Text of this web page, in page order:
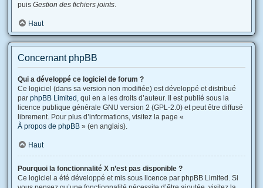
puis Gestion des fichiers joints.
Haut
Concernant phpBB
Qui a développé ce logiciel de forum ?
Ce logiciel (dans sa version non modifiée) est développé et distribué
par phpBB Limited , qui en a les droits d’auteur. Il est publié sous la
licence publique générale GNU version 2 (GPL-2.0) et peut être diffusé
librement. Pour plus d’informations, visitez la page «
À propos de phpBB » (en anglais).
Haut
Pourquoi la fonctionnalité X n’est pas disponible ?
Ce logiciel a été développé et mis sous licence par phpBB Limited. Si